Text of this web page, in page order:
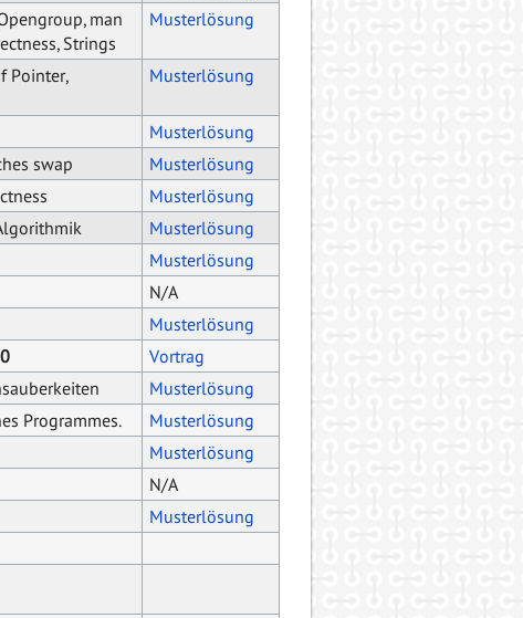
man
Strings
Musterlösung
Pointer,
Musterlösung
Musterlösung
swap
Musterlösung
Musterlösung
Musterlösung
Musterlösung
N/A
Musterlösung
Vortrag
Musterlösung
Programmes.
Musterlösung
Musterlösung
N/A
Musterlösung